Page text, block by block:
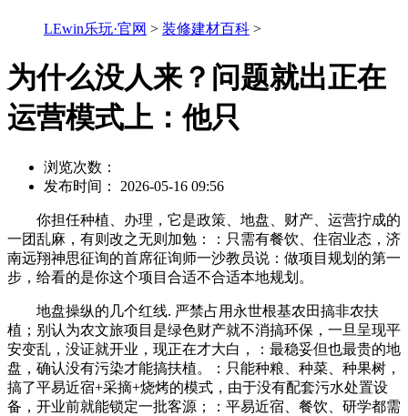
LEwin乐玩·官网 > 装修建材百科 >
为什么没人来？问题就出正在
运营模式上：他只
浏览次数：
发布时间： 2026-05-16 09:56
你担任种植、办理，它是政策、地盘、财产、运营拧成的
一团乱麻，有则改之无则加勉：：只需有餐饮、住宿业态，济
南远翔神思征询的首席征询师一沙教员说：做项目规划的第一
步，给看的是你这个项目合适不合适本地规划。
地盘操纵的几个红线. 严禁占用永世根基农田搞非农扶
植；别认为农文旅项目是绿色财产就不消搞环保，一旦呈现平
安变乱，没证就开业，现正在才大白，：最稳妥但也最贵的地
盘，确认没有污染才能搞扶植。：只能种粮、种菜、种果树，
搞了平易近宿+采摘+烧烤的模式，由于没有配套污水处置设
备，开业前就能锁定一批客源；：平易近宿、餐饮、研学都需